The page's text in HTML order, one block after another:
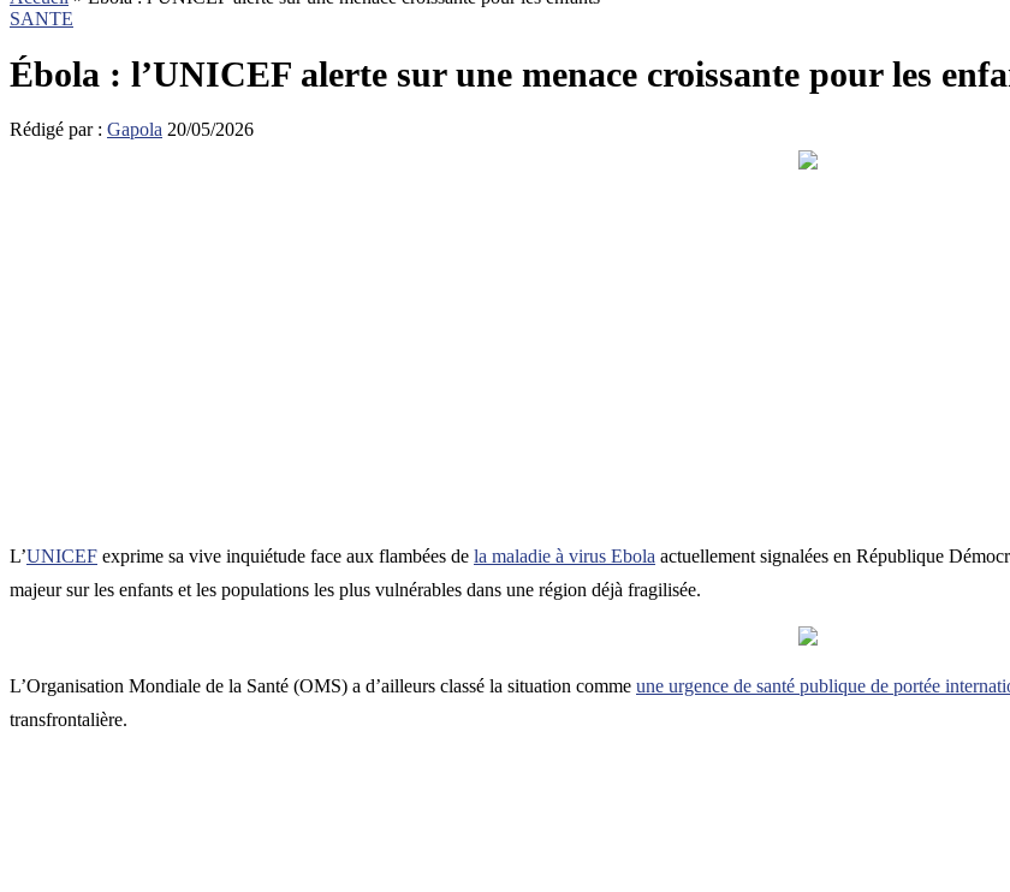
SANTE
Ébola : l’UNICEF alerte sur une menace croissante pour les
Rédigé par : Gapola 20/05/2026
L’UNICEF exprime sa vive inquiétude face aux flambées de la maladie à virus Ebola actuellement signalées en République
majeur sur les enfants et les populations les plus vulnérables dans une région déjà fragilisée.
L’Organisation Mondiale de la Santé (OMS) a d’ailleurs classé la situation comme une urgence de santé publique de portée
transfrontalière.